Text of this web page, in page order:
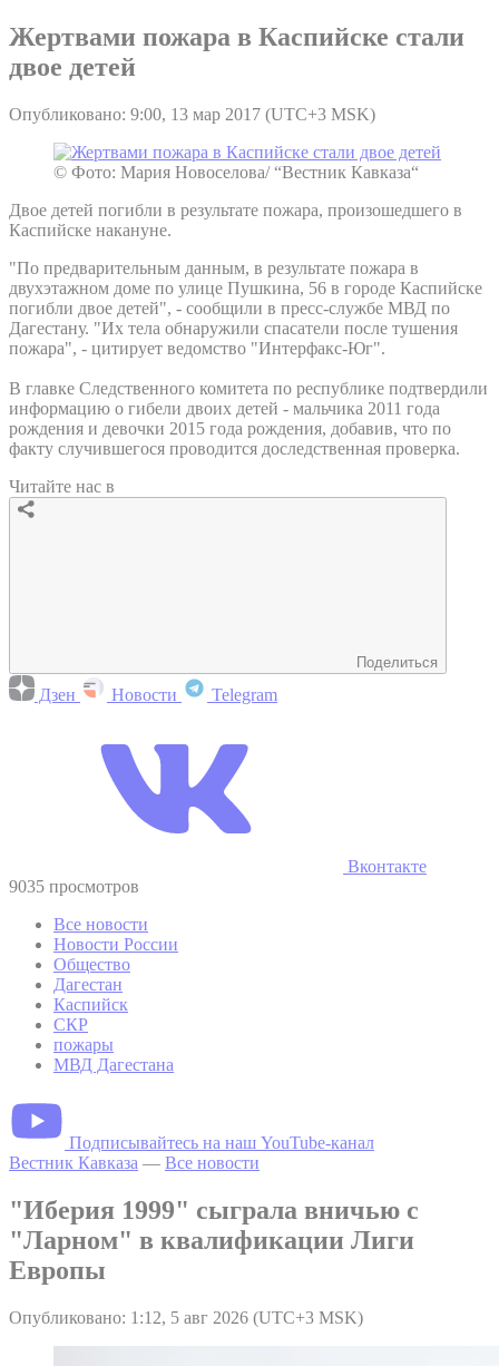
Жертвами пожара в Каспийске стали
двое детей
Опубликовано: 9:00, 13 мар 2017 (UTC+3 MSK)
© Фото: Мария Новоселова/ “Вестник Кавказа“
Двое детей погибли в результате пожара, произошедшего в
Каспийске накануне.
"По предварительным данным, в результате пожара в
двухэтажном доме по улице Пушкина, 56 в городе Каспийске
погибли двое детей", - сообщили в пресс-службе МВД по
Дагестану. "Их тела обнаружили спасатели после тушения
пожара", - цитирует ведомство "Интерфакс-Юг".
В главке Следственного комитета по республике подтвердили
информацию о гибели двоих детей - мальчика 2011 года
рождения и девочки 2015 года рождения, добавив, что по
факту случившегося проводится доследственная проверка.
Читайте нас в
Поделиться
Дзен Новости Telegram
Вконтакте
9035 просмотров
Все новости
Новости России
Общество
Дагестан
Каспийск
СКР
пожары
МВД Дагестана
Подписывайтесь на наш YouTube-канал
Вестник Кавказа — Все новости
"Иберия 1999" сыграла вничью с
"Ларном" в квалификации Лиги
Европы
Опубликовано: 1:12, 5 авг 2026 (UTC+3 MSK)